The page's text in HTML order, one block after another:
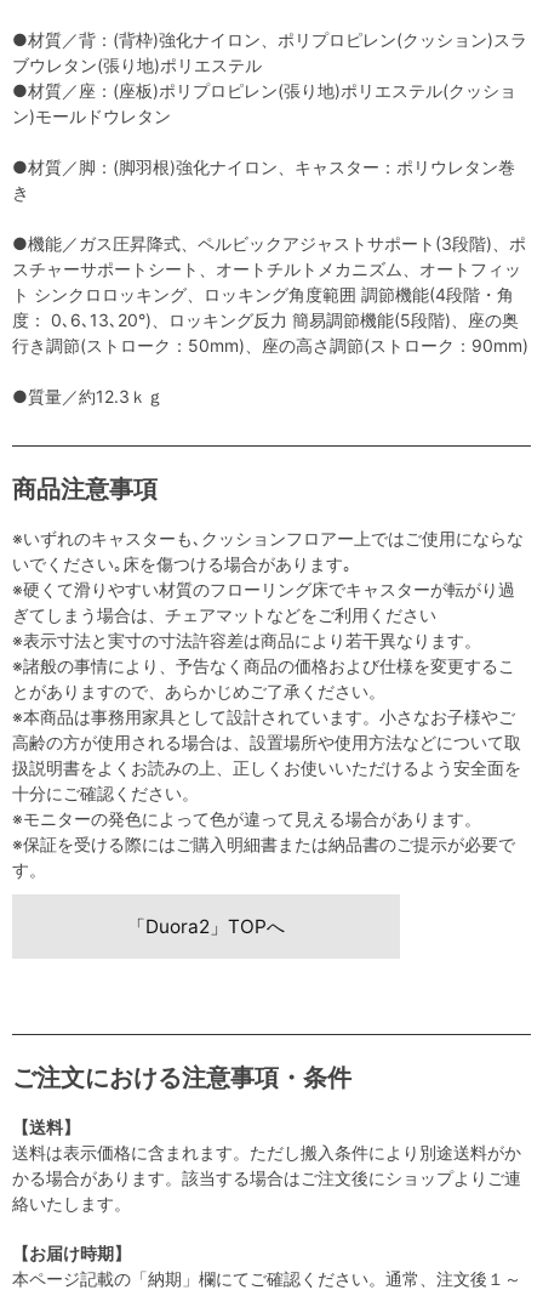
●材質／背：(背枠)強化ナイロン、ポリプロピレン(クッション)スラ
ブウレタン(張り地)ポリエステル
●材質／座：(座板)ポリプロピレン(張り地)ポリエステル(クッショ
ン)モールドウレタン
●材質／脚：(脚羽根)強化ナイロン、キャスター：ポリウレタン巻
き
●機能／ガス圧昇降式、ペルビックアジャストサポート(3段階)、ポ
スチャーサポートシート、オートチルトメカニズム、オートフィッ
ト シンクロロッキング、ロッキング角度範囲 調節機能(4段階・角
度： 0､6､13､20°)、ロッキング反力 簡易調節機能(5段階)、座の奥
行き調節(ストローク：50mm)、座の高さ調節(ストローク：90mm)
●質量／約12.3ｋｇ
商品注意事項
※いずれのキャスターも､クッションフロアー上ではご使用にならな
いでください｡床を傷つける場合があります｡
※硬くて滑りやすい材質のフローリング床でキャスターが転がり過
ぎてしまう場合は、チェアマットなどをご利用ください
※表示寸法と実寸の寸法許容差は商品により若干異なります。
※諸般の事情により、予告なく商品の価格および仕様を変更するこ
とがありますので、あらかじめご了承ください。
※本商品は事務用家具として設計されています。小さなお子様やご
高齢の方が使用される場合は、設置場所や使用方法などについて取
扱説明書をよくお読みの上、正しくお使いいただけるよう安全面を
十分にご確認ください。
※モニターの発色によって色が違って見える場合があります。
※保証を受ける際にはご購入明細書または納品書のご提示が必要で
す。
「Duora2」TOPへ
ご注文における注意事項・条件
【送料】
送料は表示価格に含まれます。ただし搬入条件により別途送料がか
かる場合があります。該当する場合はご注文後にショップよりご連
絡いたします。
【お届け時期】
本ページ記載の「納期」欄にてご確認ください。通常、注文後１～